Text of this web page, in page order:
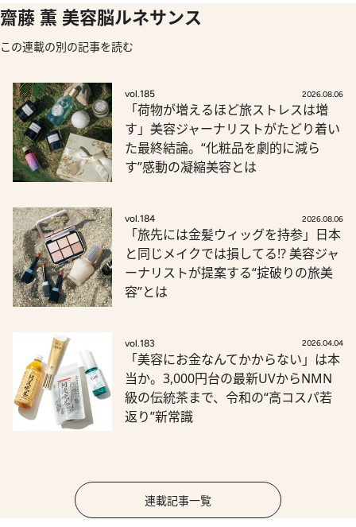
齋藤 薫 美容脳ルネサンス
この連載の別の記事を読む
vol.185 2026.08.06
「荷物が増えるほど旅ストレスは増
す」美容ジャーナリストがたどり着い
た最終結論。“化粧品を劇的に減ら
す”感動の凝縮美容とは
vol.184 2026.08.06
「旅先には金髪ウィッグを持参」日本
と同じメイクでは損してる!? 美容ジャ
ーナリストが提案する“掟破りの旅美
容”とは
vol.183 2026.04.04
「美容にお金なんてかからない」は本
当か。3,000円台の最新UVからNMN
級の伝統茶まで、令和の“高コスパ若
返り”新常識
連載記事一覧